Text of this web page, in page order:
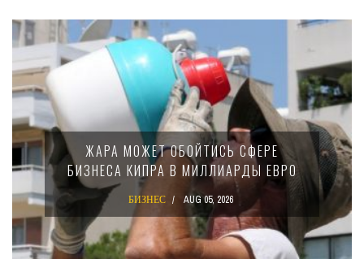
ЖАРА МОЖЕТ ОБОЙТИСЬ СФЕРЕ
БИЗНЕСА КИПРА В МИЛЛИАРДЫ ЕВРО
БИЗНЕС AUG 05, 2026